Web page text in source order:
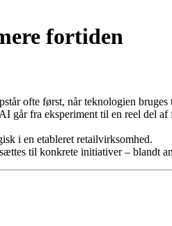
fortiden
ofte først, når teknologien
går fra eksperiment til en reel del af
i en etableret retailvirksomhed.
til konkrete initiativer – blandt